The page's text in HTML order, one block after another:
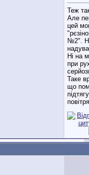
Теж
Але
цей
№2".
Ні на
при
Таке
що